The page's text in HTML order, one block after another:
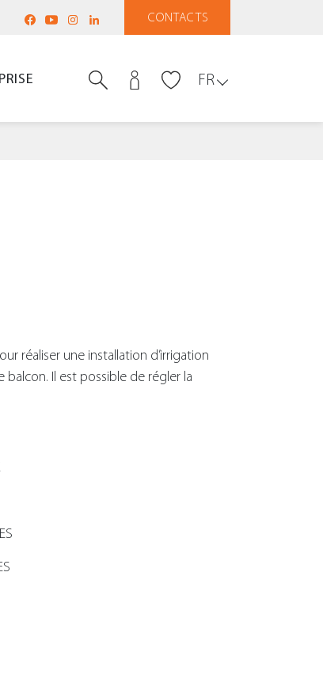
CONTACTS
FR
réaliser une installation d’irrigation
Il est possible de régler la